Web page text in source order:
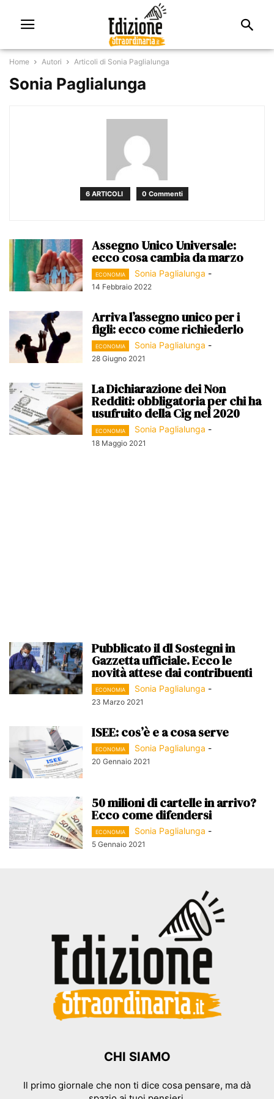
Home Autori Articoli di Sonia Paglialunga
Sonia Paglialunga
6 ARTICOLI 0 Commenti
Assegno Unico Universale:
ecco cosa cambia da marzo
ECONOMIA Sonia Paglialunga -
14 Febbraio 2022
Arriva l’assegno unico per i
figli: ecco come richiederlo
ECONOMIA Sonia Paglialunga -
28 Giugno 2021
La Dichiarazione dei Non
Redditi: obbligatoria per chi ha
usufruito della Cig nel 2020
ECONOMIA Sonia Paglialunga -
18 Maggio 2021
Pubblicato il dl Sostegni in
Gazzetta ufficiale. Ecco le
novità attese dai contribuenti
ECONOMIA Sonia Paglialunga -
23 Marzo 2021
ISEE: cos’è e a cosa serve
ECONOMIA Sonia Paglialunga -
20 Gennaio 2021
50 milioni di cartelle in arrivo?
Ecco come difendersi
ECONOMIA Sonia Paglialunga -
5 Gennaio 2021
CHI SIAMO
Il primo giornale che non ti dice cosa pensare, ma dà